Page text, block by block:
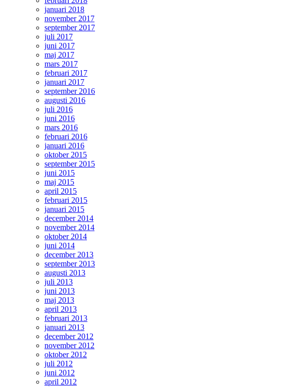
januari 2018
november 2017
september 2017
juli 2017
juni 2017
maj 2017
mars 2017
februari 2017
januari 2017
september 2016
augusti 2016
juli 2016
juni 2016
mars 2016
februari 2016
januari 2016
oktober 2015
september 2015
juni 2015
maj 2015
april 2015
februari 2015
januari 2015
december 2014
november 2014
oktober 2014
juni 2014
december 2013
september 2013
augusti 2013
juli 2013
juni 2013
maj 2013
april 2013
februari 2013
januari 2013
december 2012
november 2012
oktober 2012
juli 2012
juni 2012
april 2012